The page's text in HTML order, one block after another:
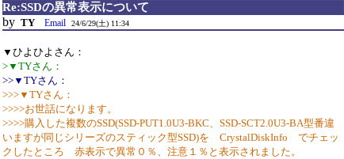
Re:SSDの異常表示について
by TY Email 24/6/29(土) 11:34
▼ひよひよさん：
>▼TYさん：
>>▼TYさん：
>>>▼TYさん：
>>>>お世話になります。
>>>>購入した複数のSSD(SSD-PUT1.0U3-BKC、SSD-SCT2.0U3-BA型番違
いますが同じシリーズのスティック型SSD)を CrystalDiskInfo でチェッ
クしたところ 赤表示で異常０％、注意１％と表示されました。